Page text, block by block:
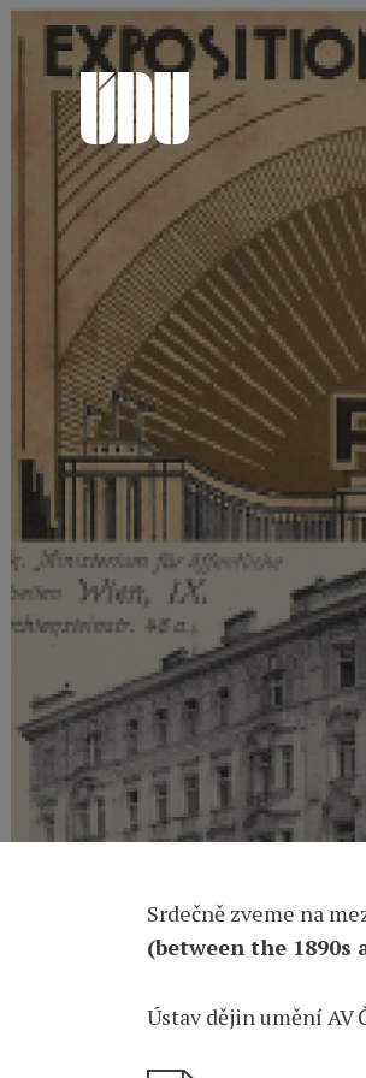
Srdečně zveme na
(between the 1890s
Ústav dějin umění AV